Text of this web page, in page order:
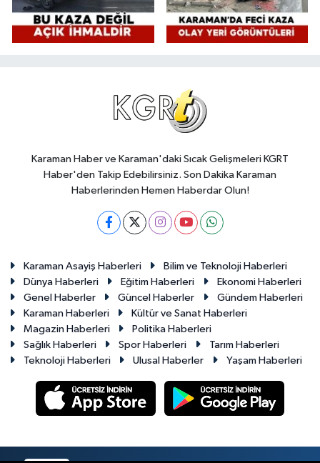
Karaman Haber ve Karaman'daki Sıcak Gelişmeleri KGRT
Haber'den Takip Edebilirsiniz. Son Dakika Karaman
Haberlerinden Hemen Haberdar Olun!
Karaman Asayiş Haberleri
Bilim ve Teknoloji Haberleri
Dünya Haberleri
Eğitim Haberleri
Ekonomi Haberleri
Genel Haberler
Güncel Haberler
Gündem Haberleri
Karaman Haberleri
Kültür ve Sanat Haberleri
Magazin Haberleri
Politika Haberleri
Sağlık Haberleri
Spor Haberleri
Tarım Haberleri
Teknoloji Haberleri
Ulusal Haberler Yaşam Haberleri